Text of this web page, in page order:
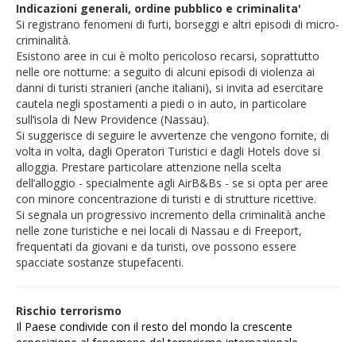
Indicazioni generali, ordine pubblico e criminalita'
Si registrano fenomeni di furti, borseggi e altri episodi di micro-
criminalità.
Esistono aree in cui è molto pericoloso recarsi, soprattutto
nelle ore notturne: a seguito di alcuni episodi di violenza ai
danni di turisti stranieri (anche italiani), si invita ad esercitare
cautela negli spostamenti a piedi o in auto, in particolare
sull’isola di New Providence (Nassau).
Si suggerisce di seguire le avvertenze che vengono fornite, di
volta in volta, dagli Operatori Turistici e dagli Hotels dove si
alloggia. Prestare particolare attenzione nella scelta
dell’alloggio - specialmente agli AirB&Bs - se si opta per aree
con minore concentrazione di turisti e di strutture ricettive.
Si segnala un progressivo incremento della criminalità anche
nelle zone turistiche e nei locali di Nassau e di Freeport,
frequentati da giovani e da turisti, ove possono essere
spacciate sostanze stupefacenti.
Rischio terrorismo
Il Paese condivide con il resto del mondo la crescente